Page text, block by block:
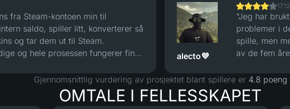
forstå at
fra Steam-kontoen min til
saldo, spiller litt, konverterer så
og tar dem ut til Steam.
og hele prosessen fungerer fint
alecto💜
"Jeg har
problemer i
spille, men
av de fem
Gjennomsnittlig vurdering av prosjektet blant spillere er 4.8 poeng
OMTALE I FELLESSKAPET